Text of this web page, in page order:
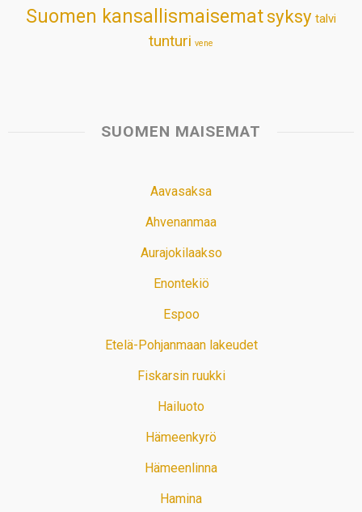
Suomen kansallismaisematsyksy talvi
tunturi vene
SUOMEN MAISEMAT
Aavasaksa
Ahvenanmaa
Aurajokilaakso
Enontekiö
Espoo
Etelä-Pohjanmaan lakeudet
Fiskarsin ruukki
Hailuoto
Hämeenkyrö
Hämeenlinna
Hamina